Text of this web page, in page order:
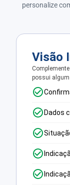
personalize
Visão
possui algum
Dados